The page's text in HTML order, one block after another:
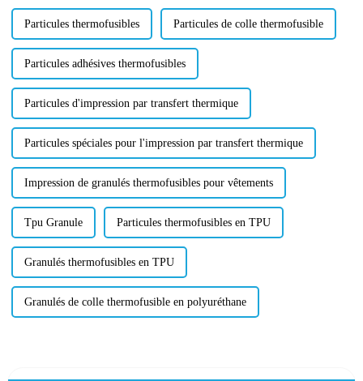
Particules thermofusibles Particules de colle thermofusible
Particules adhésives thermofusibles
Particules d'impression par transfert thermique
Particules spéciales pour l'impression par transfert thermique
Impression de granulés thermofusibles pour vêtements
Tpu Granule Particules thermofusibles en TPU
Granulés thermofusibles en TPU
Granulés de colle thermofusible en polyuréthane